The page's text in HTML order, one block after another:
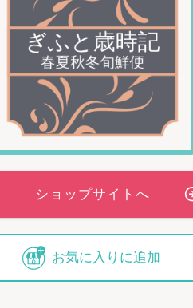
お気に入りに追加